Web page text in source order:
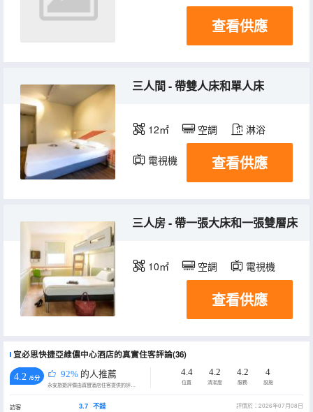
查看供應
三人間 - 帶雙人床和單人床
12㎡ 空調 淋浴
電視機 查看供應
三人房 - 帶一張大床和一張雙層床
10㎡ 空調 電視機
查看供應
宜必思快捷亞維儂中心酒店的真實住客評論(36)
4.2 /5分 92% 的人推薦
永安旅遊評價由真實酒店住客提供的評價。
4.4
位置
4.2
清潔度
4.2
服務
4
設施
訪客
3.7 不錯
評價於：2026年07月08日